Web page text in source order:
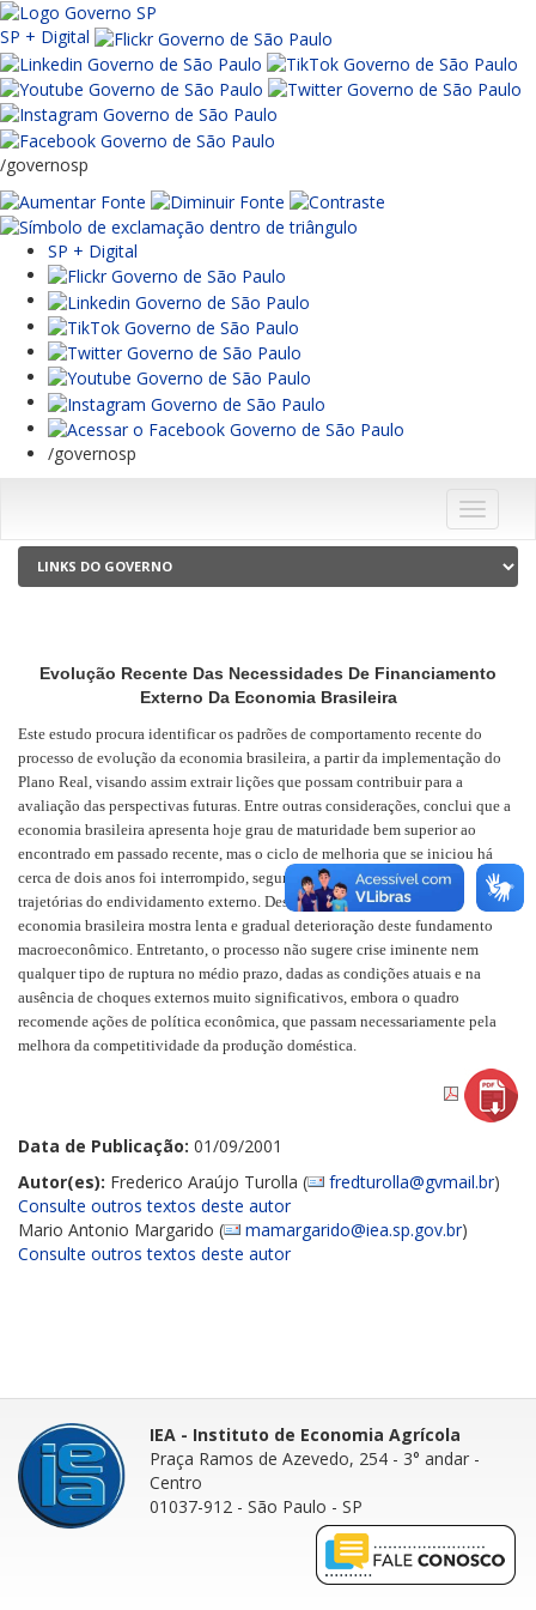
SP + Digital
/governosp
SP + Digital
/governosp
Menu
Evolução Recente Das Necessidades De Financiamento
Externo Da Economia Brasileira
Este estudo procura identificar os padrões de comportamento recente do
processo de evolução da economia brasileira, a partir da implementação do
Plano Real, visando assim extrair lições que possam contribuir para a
avaliação das perspectivas futuras. Entre outras considerações, conclui que a
economia brasileira apresenta hoje grau de maturidade bem superior ao
encontrado em passado recente, mas o ciclo de melhoria que se iniciou há
cerca de dois anos foi interrompido, segundo sugere a avaliação das
trajetórias do endividamento externo. Dessa forma, neste momento a
economia brasileira mostra lenta e gradual deterioração deste fundamento
macroeconômico. Entretanto, o processo não sugere crise iminente nem
qualquer tipo de ruptura no médio prazo, dadas as condições atuais e na
ausência de choques externos muito significativos, embora o quadro
recomende ações de política econômica, que passam necessariamente pela
melhora da competitividade da produção doméstica.
Data de Publicação: 01/09/2001
Autor(es): Frederico Araújo Turolla ( fredturolla@gvmail.br)
Consulte outros textos deste autor
Mario Antonio Margarido (
mamargarido@iea.sp.gov.br)
Consulte outros textos deste autor
IEA - Instituto de Economia Agrícola
Praça Ramos de Azevedo, 254 - 3° andar -
Centro
01037-912 - São Paulo - SP